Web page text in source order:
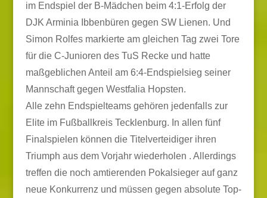
im Endspiel der B-Mädchen beim 4:1-Erfolg der
DJK Arminia Ibbenbüren gegen SW Lienen. Und
Simon Rolfes markierte am gleichen Tag zwei Tore
für die C-Junioren des TuS Recke und hatte
maßgeblichen Anteil am 6:4-Endspielsieg seiner
Mannschaft gegen Westfalia Hopsten.
Alle zehn Endspielteams gehören jedenfalls zur
Elite im Fußballkreis Tecklenburg. In allen fünf
Finalspielen können die Titelverteidiger ihren
Triumph aus dem Vorjahr wiederholen . Allerdings
treffen die noch amtierenden Pokalsieger auf ganz
neue Konkurrenz und müssen gegen absolute Top-